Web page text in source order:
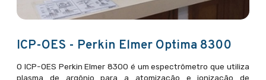
ICP-OES - Perkin Elmer Optima 8300
O ICP-OES Perkin Elmer 8300 é um espectrômetro que utiliza
plasma de argônio para a atomização e ionização de